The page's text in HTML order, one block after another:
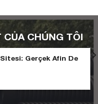
CHÚNG TÔI
Gerçek Afin De